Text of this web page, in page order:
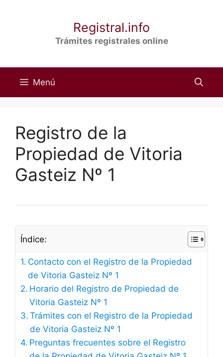
Registral.info
Trámites registrales online
Menú
Registro de la
Propiedad de Vitoria
Gasteiz Nº 1
Índice:
Contacto con el Registro de la Propiedad
de Vitoria Gasteiz Nº 1
Horario del Registro de Propiedad de
Vitoria Gasteiz Nº 1
Trámites con el Registro de la Propiedad
de Vitoria Gasteiz Nº 1
Preguntas frecuentes sobre el Registro